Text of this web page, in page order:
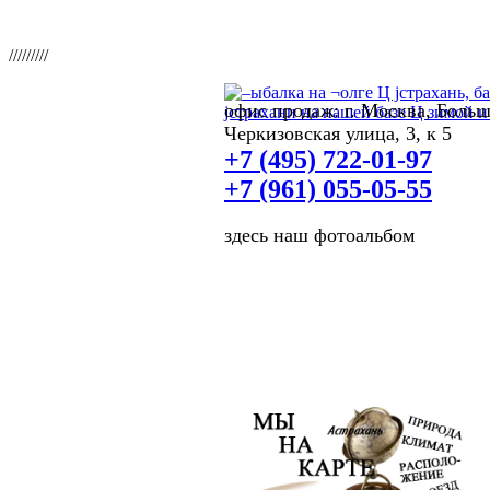
/////////
офис продаж: г. Москва,
Черкизовская улица, 3, к 5
+7 (495) 722-01-97
+7 (961) 055-05-55
здесь наш фотоальбом